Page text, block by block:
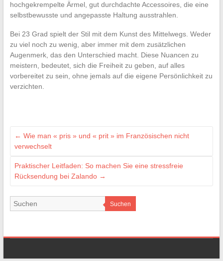
hochgekrempelte Ärmel, gut durchdachte Accessoires, die eine
selbstbewusste und angepasste Haltung ausstrahlen.
Bei 23 Grad spielt der Stil mit dem Kunst des Mittelwegs. Weder
zu viel noch zu wenig, aber immer mit dem zusätzlichen
Augenmerk, das den Unterschied macht. Diese Nuancen zu
meistern, bedeutet, sich die Freiheit zu geben, auf alles
vorbereitet zu sein, ohne jemals auf die eigene Persönlichkeit zu
verzichten.
← Wie man « pris » und « prit » im Französischen nicht
verwechselt
Praktischer Leitfaden: So machen Sie eine stressfreie
Rücksendung bei Zalando →
Suchen